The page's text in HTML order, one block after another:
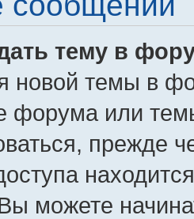
тему в
новой темы в
форума или
прежде
можете